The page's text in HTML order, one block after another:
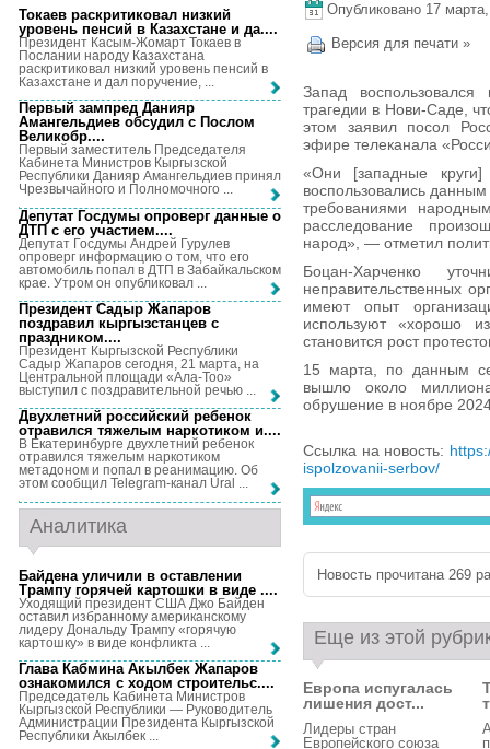
Опубликовано 17
Версия для печати »
Запад
трагедии в Нови-Саде,
этом заявил посол
эфире телеканала
«Они [западные
воспользовались
требованиями
расследование
народ», — отметил
Боцан-Харченко
неправительственных
имеют опыт
используют «хорошо
становится рост
15 марта, по данным
вышло около
обрушение в ноябре
Ссылка на новость:
ispolzovanii-serbov/
Новость прочитана 269
Еще из этой
Европа испугалась
лишения дост...
Лидеры стран
Европейского союза
Токаев раскритиковал низкий
уровень пенсий в Казахстане и да....
Президент Касым-Жомарт Токаев в
Послании народу Казахстана
раскритиковал низкий уровень пенсий в
Казахстане и дал поручение, ...
Первый зампред Данияр
Амангельдиев обсудил с Послом
Великобр....
Первый заместитель Председателя
Кабинета Министров Кыргызской
Республики Данияр Амангельдиев принял
Чрезвычайного и Полномочного ...
Депутат Госдумы опроверг данные о
ДТП с его участием....
Депутат Госдумы Андрей Гурулев
опроверг информацию о том, что его
автомобиль попал в ДТП в Забайкальском
крае. Утром он опубликовал ...
Президент Садыр Жапаров
поздравил кыргызстанцев с
праздником....
Президент Кыргызской Республики
Садыр Жапаров сегодня, 21 марта, на
Центральной площади «Ала-Тоо»
выступил с поздравительной речью ...
Двухлетний российский ребенок
отравился тяжелым наркотиком и....
В Екатеринбурге двухлетний ребенок
отравился тяжелым наркотиком
метадоном и попал в реанимацию. Об
этом сообщил Telegram-канал Ural ...
Аналитика
Байдена уличили в оставлении
Трампу горячей картошки в виде ....
Уходящий президент США Джо Байден
оставил избранному американскому
лидеру Дональду Трампу «горячую
картошку» в виде конфликта ...
Глава Кабмина Акылбек Жапаров
ознакомился с ходом строительс....
Председатель Кабинета Министров
Кыргызской Республики — Руководитель
Администрации Президента Кыргызской
Республики Акылбек ...